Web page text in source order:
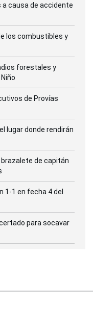
causa de accidente
los combustibles y
forestales y
de Provías
lugar donde rendirán
de capitán
1-1 en fecha 4 del
para socavar